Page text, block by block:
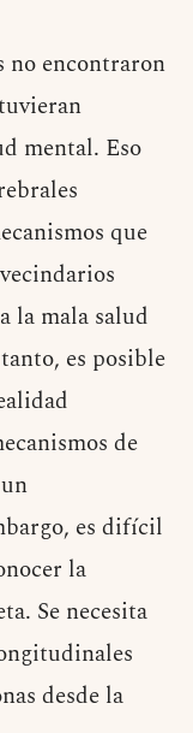
no encontraron
mental. Eso
que
la mala salud
es posible
de
es difícil
la
Se necesita
desde la